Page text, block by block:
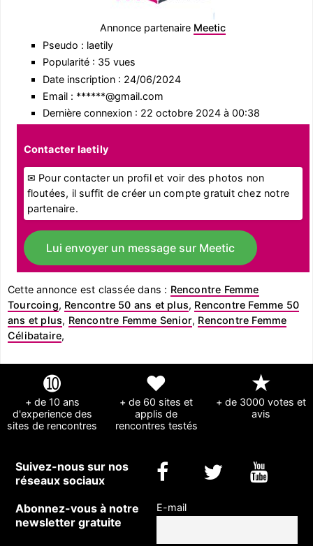
Annonce partenaire Meetic
Pseudo : laetily
Popularité : 35 vues
Date inscription : 24/06/2024
Email : ******@gmail.com
Dernière connexion : 22 octobre 2024 à 00:38
Contacter laetily
✉ Pour contacter un profil et voir des photos non
floutées, il suffit de créer un compte gratuit chez notre
partenaire.
Lui envoyer un message sur Meetic
Cette annonce est classée dans : Rencontre Femme
Tourcoing, Rencontre 50 ans et plus, Rencontre Femme 50
ans et plus, Rencontre Femme Senior, Rencontre Femme
Célibataire,
➓
+ de 10 ans
d'experience des
sites de rencontres
❤
+ de 60 sites et
applis de
rencontres testés
★
+ de 3000 votes et
avis
Suivez-nous sur nos
réseaux sociaux
Abonnez-vous à notre
newsletter gratuite
E-mail